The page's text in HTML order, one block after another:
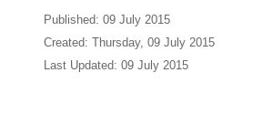
Published: 09 July 2015
Created: Thursday, 09 July 2015
Last Updated: 09 July 2015